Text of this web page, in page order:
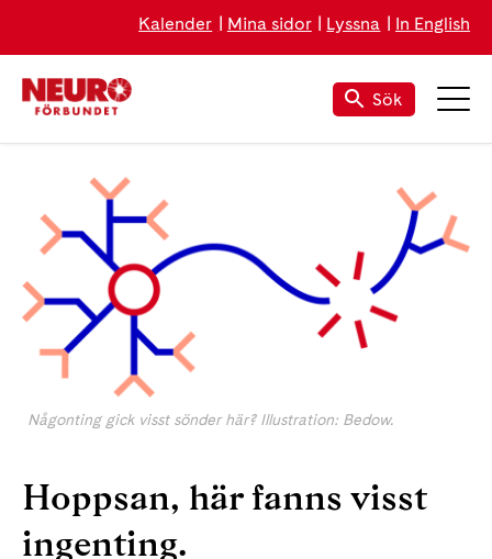
Kalender Mina sidor Lyssna In English
Sök
Någonting gick visst sönder här? Illustration: Bedow.
Hoppsan, här fanns visst
ingenting.